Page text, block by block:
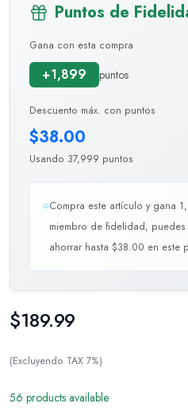
Puntos de
Gana con esta compra
+1,899 puntos
Descuento máx. con puntos
$38.00
Usando 37,999 puntos
Compra este artículo y gana
miembro de fidelidad,
ahorrar hasta $38.00 en este
$189.99
(Excluyendo TAX 7%)
56 products available